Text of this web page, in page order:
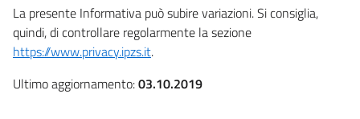
La presente Informativa può subire variazioni. Si consiglia,
quindi, di controllare regolarmente la sezione
https://www.privacy.ipzs.it.
Ultimo aggiornamento:03.10.2019